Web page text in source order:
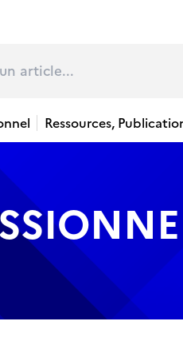
Ressources,